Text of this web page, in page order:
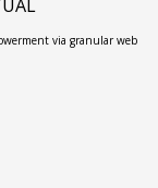
via granular web